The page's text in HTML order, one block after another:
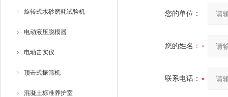
旋转式水砂磨耗试验机
电动液压脱模器
电动击实仪
顶击式振筛机
混凝土标准养护室
您的单位：
您的姓名：
联系电话：